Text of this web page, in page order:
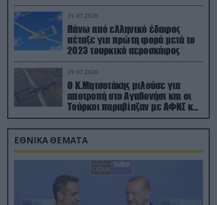
31.07.2026
Πάνω από ελληνικό έδαφος
πέταξε για πρώτη φορά μετά το
2023 τουρκικό αεροσκάφος
29.07.2026
Ο Κ.Μητσοτάκης μιλούσε για
αποτροπή στο Αγαθονήσι και οι
Τούρκοι παραβίαζαν με ΑΦΝΣ και
drone
ΕΘΝΙΚΑ ΘΕΜΑΤΑ